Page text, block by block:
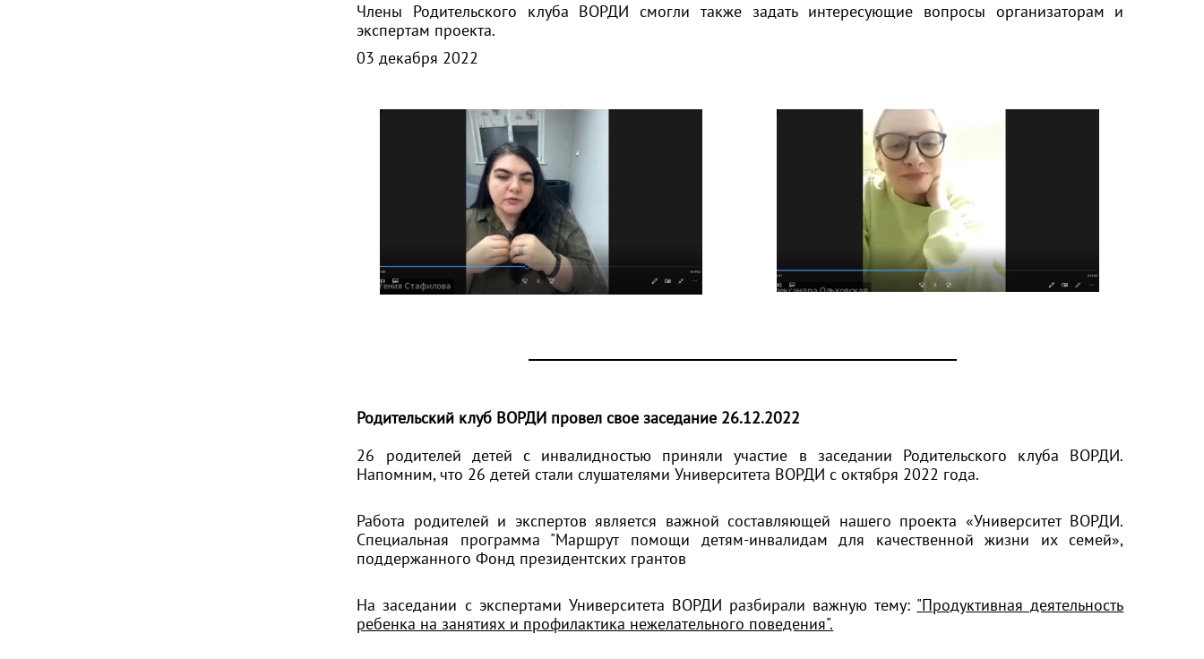
Члены Родительского клуба ВОРДИ смогли также задать интересующие вопросы организаторам и
экспертам проекта.
03 декабря 2022
Родительский клуб ВОРДИ провел свое заседание 26.12.2022
26 родителей детей с инвалидностью приняли участие в заседании Родительского клуба ВОРДИ.
Напомним, что 26 детей стали слушателями Университета ВОРДИ с октября 2022 года.
Работа родителей и экспертов является важной составляющей нашего проекта «Университет ВОРДИ.
Специальная программа "Маршрут помощи детям-инвалидам для качественной жизни их семей»,
поддержанногоФонд президентских грантов
На заседании с экспертами Университета ВОРДИ разбирали важную тему: "Продуктивная деятельность
ребенка на занятиях и профилактика нежелательного поведения".